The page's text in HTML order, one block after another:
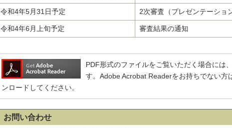
令和4年5月31日予定 2次審査（プレゼンテーショ
令和4年6月上旬予定 審査結果の通知
PDF形式のファイルをご覧いただく場合には
す。Adobe Acrobat Readerをお持ちでない方
ンロードしてください。
お問い合わせ